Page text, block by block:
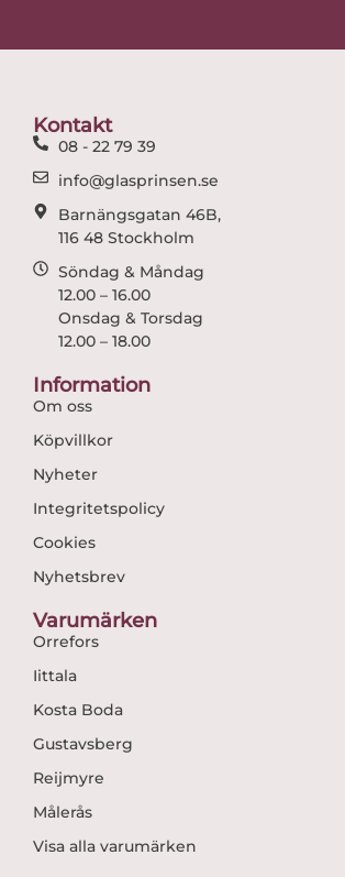
Kontakt
08 - 22 79 39
info@glasprinsen.se
Barnängsgatan 46B,
116 48 Stockholm
Söndag & Måndag
12.00 – 16.00
Onsdag & Torsdag
12.00 – 18.00
Information
Om oss
Köpvillkor
Nyheter
Integritetspolicy
Cookies
Nyhetsbrev
Varumärken
Orrefors
Iittala
Kosta Boda
Gustavsberg
Reijmyre
Målerås
Visa alla varumärken